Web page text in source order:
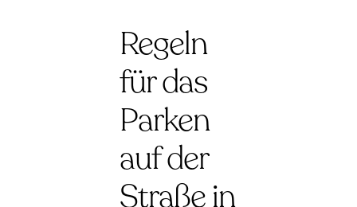
Regeln
für das
Parken
auf der
Straße in